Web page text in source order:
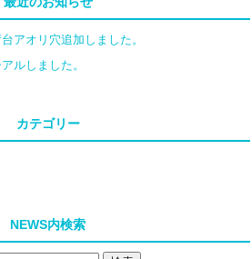
アオリ穴追加しました。
ルしました。
カテゴリー
NEWS内検索